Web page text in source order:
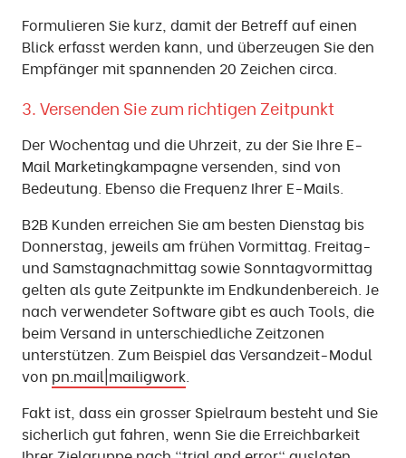
Formulieren Sie kurz, damit der Betreff auf einen
Blick erfasst werden kann, und überzeugen Sie den
Empfänger mit spannenden 20 Zeichen circa.
3. Versenden Sie zum richtigen Zeitpunkt
Der Wochentag und die Uhrzeit, zu der Sie Ihre E-
Mail Marketingkampagne versenden, sind von
Bedeutung. Ebenso die Frequenz Ihrer E-Mails.
B2B Kunden erreichen Sie am besten Dienstag bis
Donnerstag, jeweils am frühen Vormittag. Freitag-
und Samstagnachmittag sowie Sonntagvormittag
gelten als gute Zeitpunkte im Endkundenbereich. Je
nach verwendeter Software gibt es auch Tools, die
beim Versand in unterschiedliche Zeitzonen
unterstützen. Zum Beispiel das Versandzeit-Modul
von pn.mail|mailigwork.
Fakt ist, dass ein grosser Spielraum besteht und Sie
sicherlich gut fahren, wenn Sie die Erreichbarkeit